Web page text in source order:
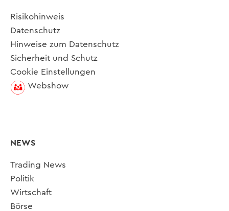
Risikohinweis
Datenschutz
Hinweise zum Datenschutz
Sicherheit und Schutz
Cookie Einstellungen
Webshow
NEWS
Trading News
Politik
Wirtschaft
Börse